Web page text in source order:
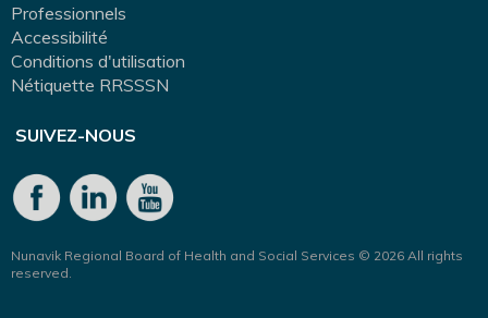
Professionnels
Accessibilité
Conditions d'utilisation
Nétiquette RRSSSN
SUIVEZ-NOUS
Nunavik Regional Board of Health and Social Services © 2026 All rights
reserved.